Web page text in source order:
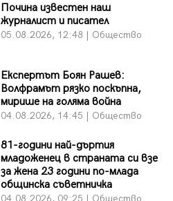
Почина известен наш
журналист и писател
05.08.2026, 12:48 | Общество
Експертът Боян Рашев:
Волфрамът рязко поскъпна,
мирише на голяма война
04.08.2026, 14:45 | Общество
81-години най-дъртия
младоженец в страната си взе
за жена 23 години по-млада
общинска съветничка
04.08.2026, 09:25 | Общество